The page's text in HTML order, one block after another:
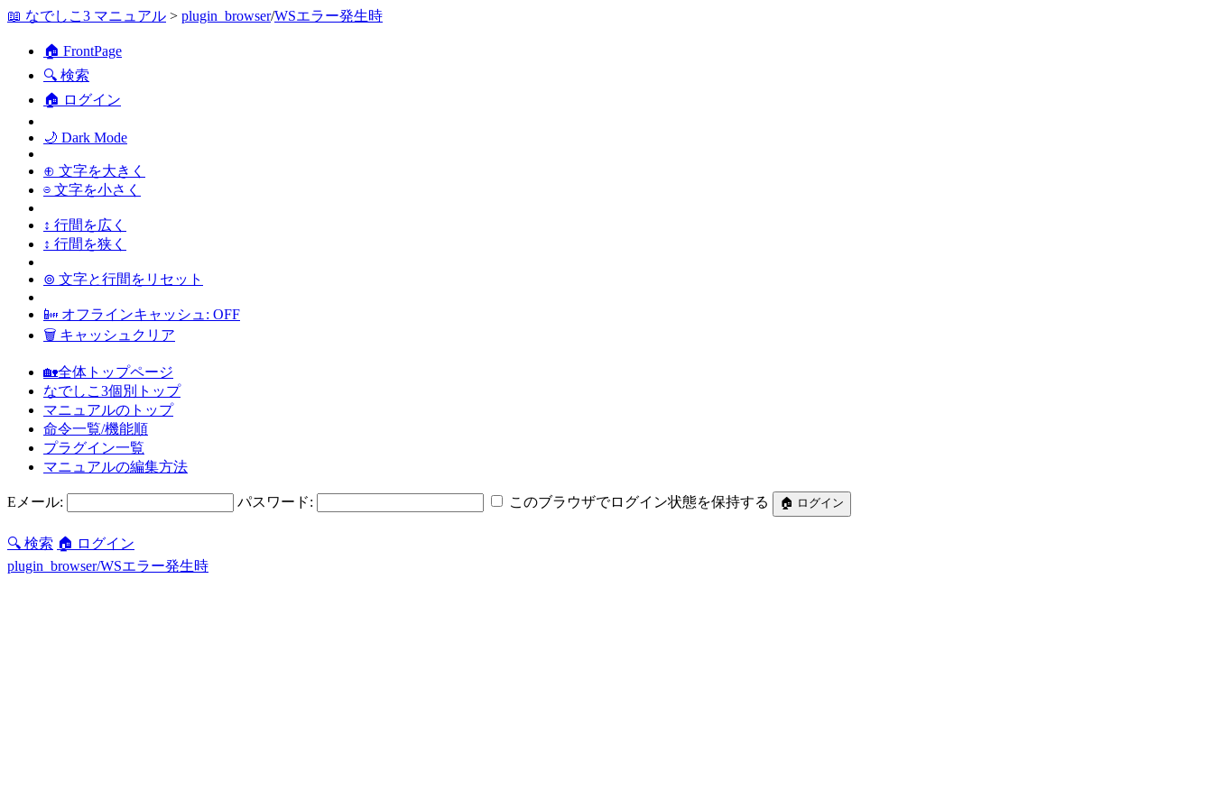
📖 なでしこ3 マニュアル > plugin_browser/WSエラー発生時
🏠 FrontPage
🔍 検索
🏠 ログイン
🌙 Dark Mode
⊕ 文字を大きく
⊖ 文字を小さく
↕ 行間を広く
↕ 行間を狭く
⊚ 文字と行間をリセット
📴 オフラインキャッシュ: OFF
🗑 キャッシュクリア
🏡全体トップページ
なでしこ3個別トップ
マニュアルのトップ
命令一覧/機能順
プラグイン一覧
マニュアルの編集方法
Eメール: パスワード: このブラウザでログイン状態を保持する
🔍 検索 🏠 ログイン
plugin_browser/WSエラー発生時